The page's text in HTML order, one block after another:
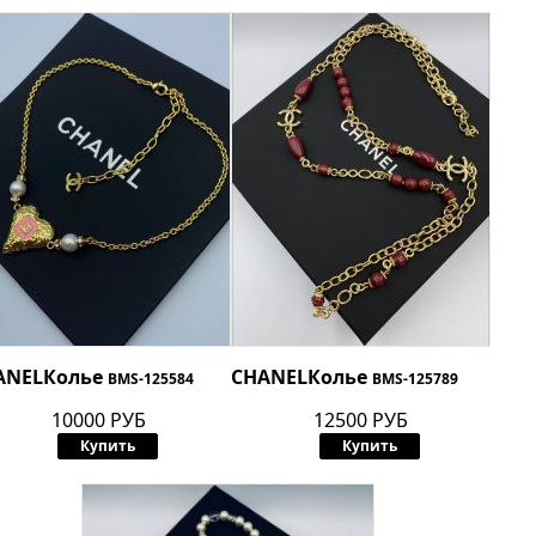
Колье BMS-125584
10000 РУБ
Купить
Колье
CHANEL BMS-125789
12500 РУБ
Купить